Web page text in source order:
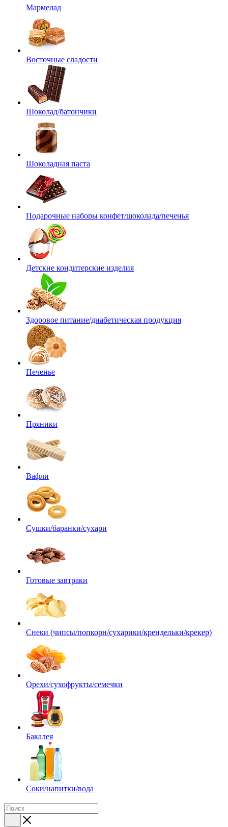
Мармелад
Восточные сладости
Шоколад/батончики
Шоколадная паста
Подарочные наборы конфет/шоколада/печенья
Детские кондитерские изделия
Здоровое питание/диабетическая продукция
Печенье
Пряники
Вафли
Сушки/баранки/сухари
Готовые завтраки
Снеки (чипсы/попкорн/сухарики/крендельки/крекер)
Орехи/сухофрукты/семечки
Бакалея
Соки/напитки/вода